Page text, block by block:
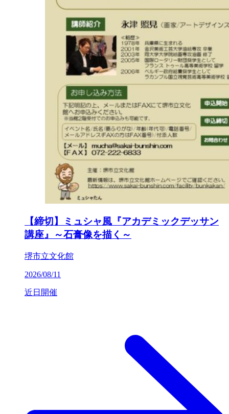
【締切】ミュシャ風『アカデミックデッサン
講座』～石膏像を描く～
堺市立文化館
2026/08/11
近日開催